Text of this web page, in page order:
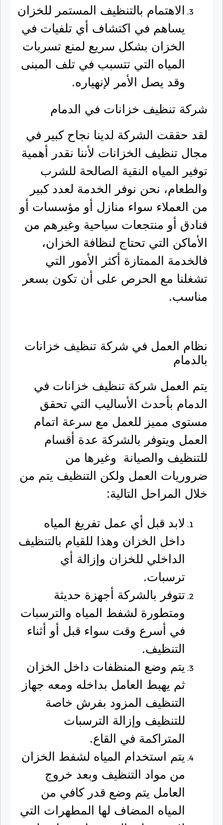
الاهتمام بالتنظيف المستمر للخزان
يساهم في اكتشاف أي تلفيات في
الخزان بشكل سريع لمنع تسربات
المياه التي تتسبب في تلف المبنى
وقد يصل الأمر لإنهياره.
شركة تنظيف خزانات في الدمام
لقد حققت الشركة لدينا نجاح كبير في
مجال تنظيف الخزانات لأننا نقدر أهمية
توفير المياه النقية الصالحة للشرب
والطعام، نحن نوفر الخدمة لعدد كبير
من العملاء سواء منازل أو مؤسسات أو
فنادق أو منتجعات سياحية وغيرهم من
الأماكن التي تحتاج لنظافة الخزان،
فالخدمة الممتازة أكثر الأمور التي
تشغلنا مع الحرص على أن تكون بسعر
مناسب.
نظام العمل في شركة تنظيف خزانات
بالدمام
يتم العمل شركة تنظيف خزانات في
الدمام بأحدث الأساليب التي تحقق
مستوى مميز للعمل مع سرعة اتمام
العمل ويتوفر بالشركة عدة أقسام
للتنظيف والصيانة وغيرها من
ضروريات العمل ولكن التنظيف يتم من
خلال المراحل التالية:
لابد قبل أي عمل تفريغ المياه
داخل الخزان وهذا للقيام بالتنظيف
الداخلي للخزان وإزالة أي
ترسبات.
تتوفر بالشركة أجهزة حديثة
ومتطورة لشفط المياه والترسبات
في أسرع وقت سواء قبل أو أثناء
التنظيف.
يتم وضع المنظفات داخل الخزان
ثم يهبط العامل بداخله ومعه جهاز
التنظيف المزود بفرش خاصة
للتنظيف وإزالة الترسبات
المتراكمة في القاع.
يتم استخدام المياه لشفط الخزان
من مواد التنظيف وبعد خروج
العامل يتم وضع قدر كافي من
المياه المضاف لها المطهرات التي